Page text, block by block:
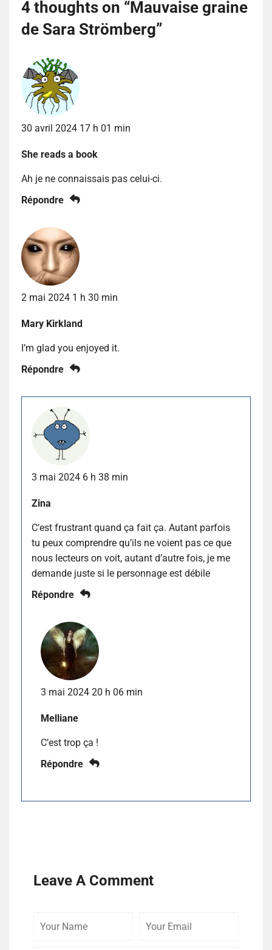
4 thoughts on “Mauvaise graine
de Sara Strömberg”
30 avril 2024 17 h 01 min
She reads a book
Ah je ne connaissais pas celui-ci.
Répondre
2 mai 2024 1 h 30 min
Mary Kirkland
I’m glad you enjoyed it.
Répondre
3 mai 2024 6 h 38 min
Zina
C’est frustrant quand ça fait ça. Autant parfois
tu peux comprendre qu’ils ne voient pas ce que
nous lecteurs on voit, autant d’autre fois, je me
demande juste si le personnage est débile
Répondre
3 mai 2024 20 h 06 min
Melliane
C’est trop ça !
Répondre
Leave A Comment